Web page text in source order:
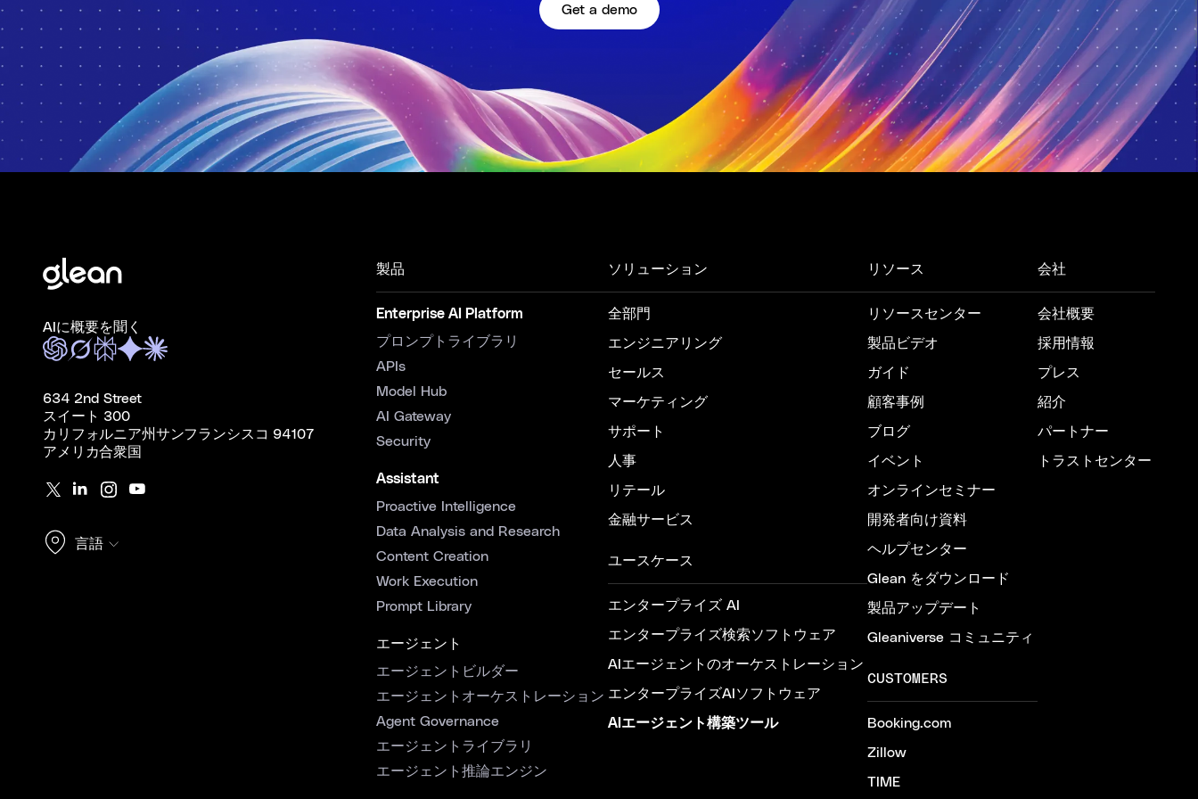
Get a demo
AIに概要を聞く
634 2nd Street
スイート 300
カリフォルニア州サンフランシスコ 94107
アメリカ合衆国
言語
製品
Enterprise AI Platform
プロンプトライブラリ
APIs
Model Hub
AI Gateway
Security
Assistant
Proactive Intelligence
Data Analysis and Research
Content Creation
Work Execution
Prompt Library
エージェント
エージェントビルダー
エージェントオーケストレーション
Agent Governance
エージェントライブラリ
エージェント推論エンジン
ソリューション
全部門
エンジニアリング
セールス
マーケティング
サポート
人事
リテール
金融サービス
ユースケース
エンタープライズ AI
エンタープライズ検索ソフトウェア
AIエージェントのオーケストレーション
エンタープライズAIソフトウェア
AIエージェント構築ツール
リソース
リソースセンター
製品ビデオ
ガイド
顧客事例
ブログ
イベント
オンラインセミナー
開発者向け資料
ヘルプセンター
Glean をダウンロード
製品アップデート
Gleaniverse コミュニティ
CUSTOMERS
Booking.com
Zillow
TIME
会社
会社概要
採用情報
プレス
紹介
パートナー
トラストセンター